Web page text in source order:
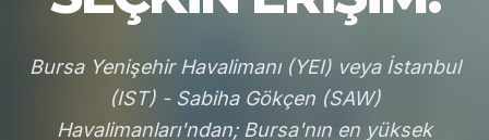
Bursa Yenişehir Havalimanı (YEI) veya İstanbul
(IST) - Sabiha Gökçen (SAW)
Havalimanları'ndan; Bursa'nın en yüksek